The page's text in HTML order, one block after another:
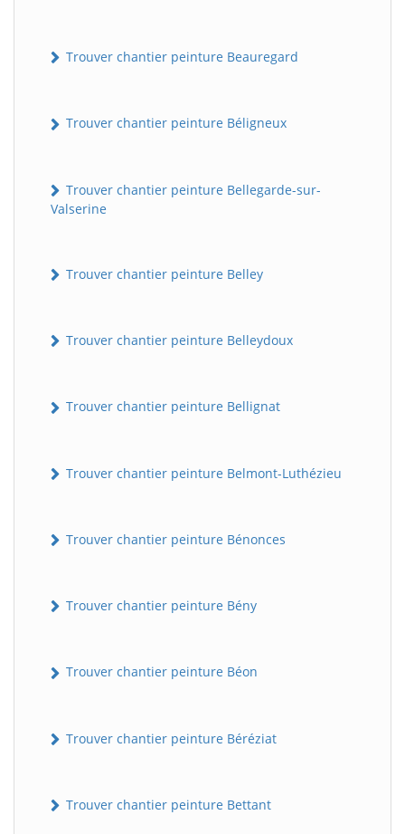
Trouver chantier peinture Beauregard
Trouver chantier peinture Béligneux
Trouver chantier peinture Bellegarde-sur-
Valserine
Trouver chantier peinture Belley
Trouver chantier peinture Belleydoux
Trouver chantier peinture Bellignat
Trouver chantier peinture Belmont-Luthézieu
Trouver chantier peinture Bénonces
Trouver chantier peinture Bény
Trouver chantier peinture Béon
Trouver chantier peinture Béréziat
Trouver chantier peinture Bettant